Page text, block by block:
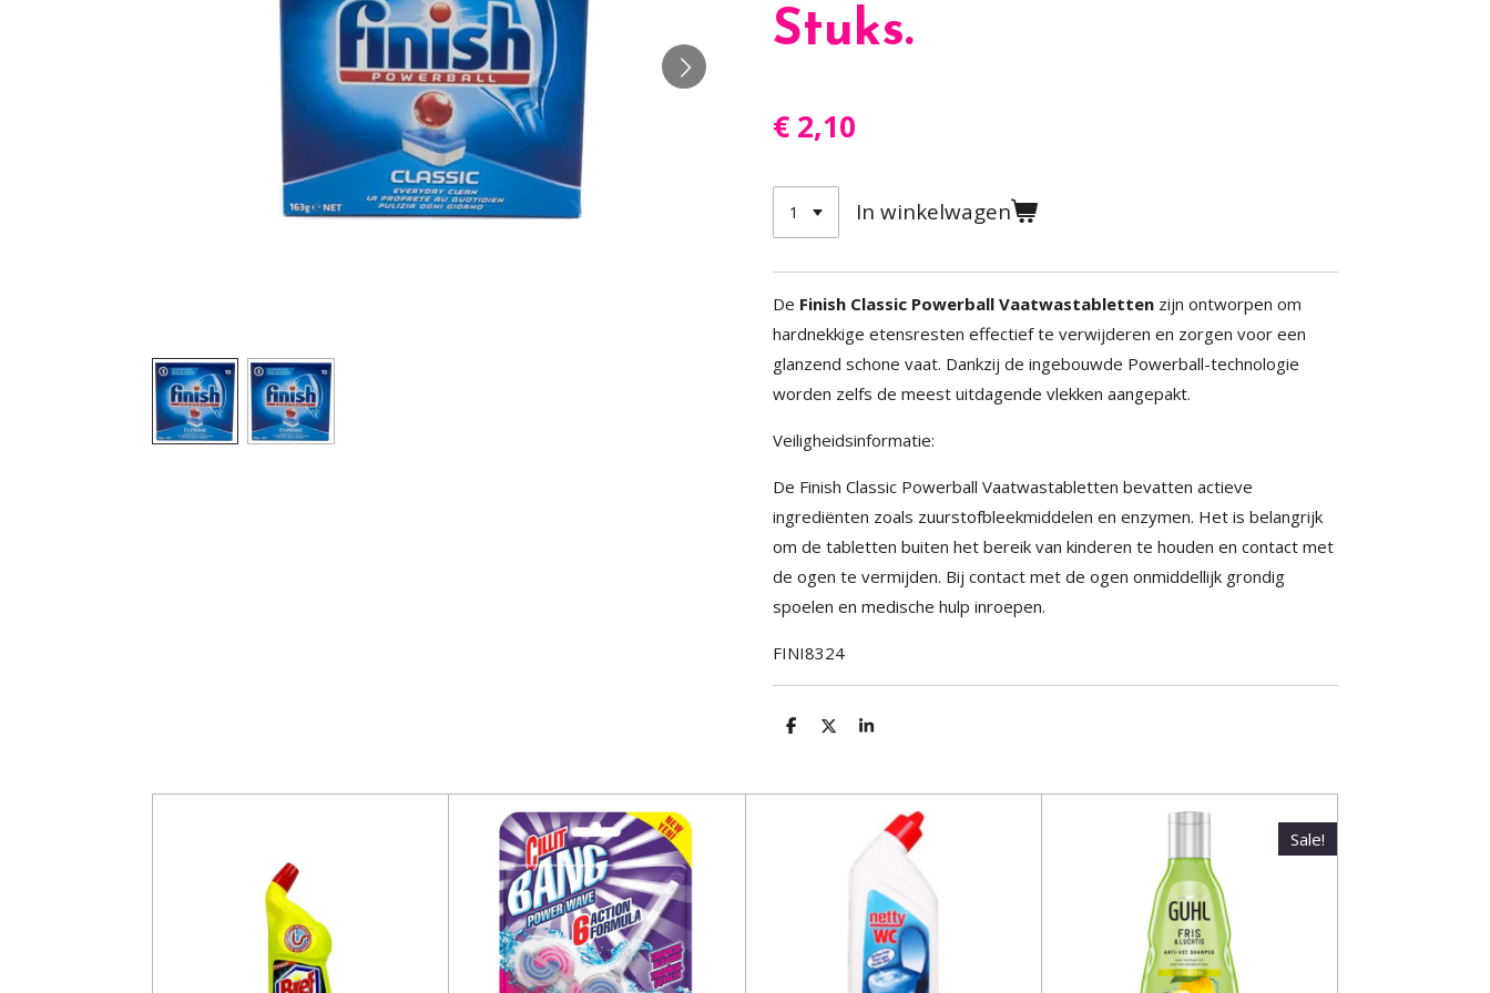
Stuks.
€ 2,10
In winkelwagen
De Finish Classic Powerball Vaatwastabletten zijn ontworpen om
hardnekkige etensresten effectief te verwijderen en zorgen voor een
glanzend schone vaat. Dankzij de ingebouwde Powerball-technologie
worden zelfs de meest uitdagende vlekken aangepakt.
Veiligheidsinformatie:
De Finish Classic Powerball Vaatwastabletten bevatten actieve
ingrediënten zoals zuurstofbleekmiddelen en enzymen. Het is belangrijk
om de tabletten buiten het bereik van kinderen te houden en contact met
de ogen te vermijden. Bij contact met de ogen onmiddellijk grondig
spoelen en medische hulp inroepen.
FINI8324
D
n
D
S
e
Sale!